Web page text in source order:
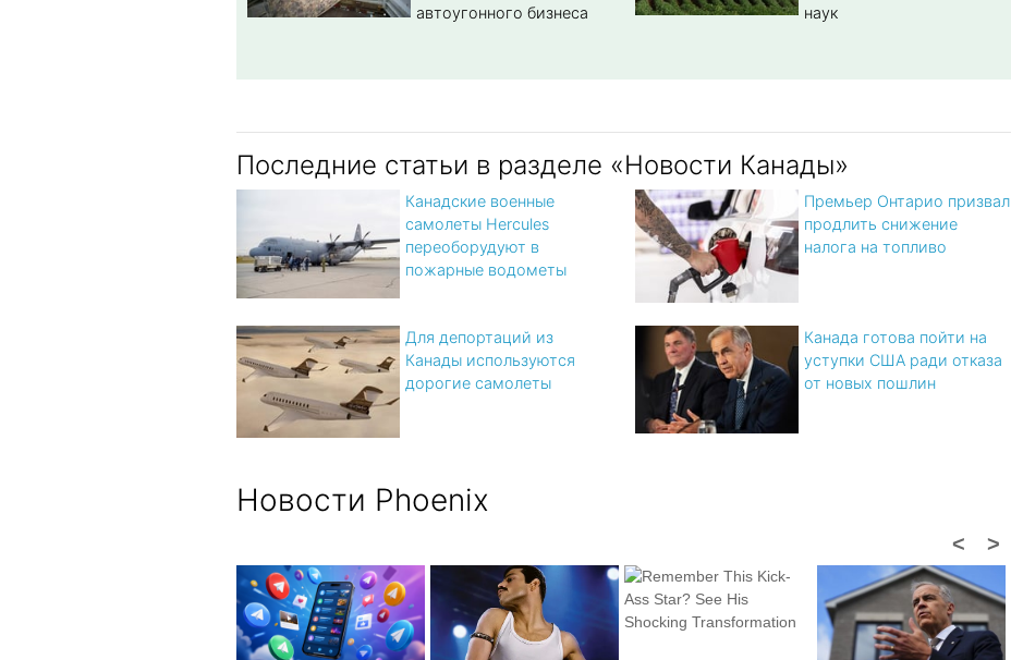
автоугонного бизнеса
наук
Последние статьи в разделе «Новости Канады»
Канадские военные
самолеты Hercules
переоборудуют в
пожарные водометы
Премьер Онтарио призвал
продлить снижение
налога на топливо
Для депортаций из
Канады используются
дорогие самолеты
Канада готова пойти на
уступки США ради отказа
от новых пошлин
Новости Phoenix
>
<